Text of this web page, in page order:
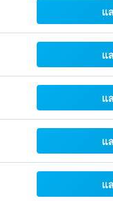
แ
แ
แ
แ
แ